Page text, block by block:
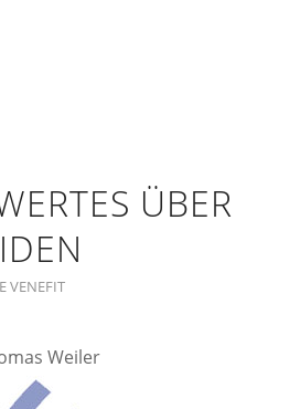
ÜBER
VENEFIT
Weiler